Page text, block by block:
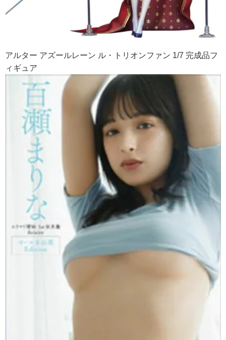
アルター アズールレーン ル・トリオンファン 1/7 完成品フ
ィギュア